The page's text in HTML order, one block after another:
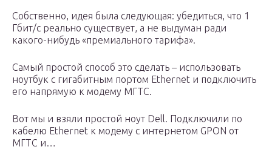
Собственно, идея была следующая: убедиться, что 1
Гбит/с реально существует, а не выдуман ради
какого-нибудь «премиального тарифа».
Самый простой способ это сделать – использовать
ноутбук с гигабитным портом Ethernet и подключить
его напрямую к модему МГТС.
Вот мы и взяли простой ноут Dell. Подключили по
кабелю Ethernet к модему с интернетом GPON от
МГТС и…